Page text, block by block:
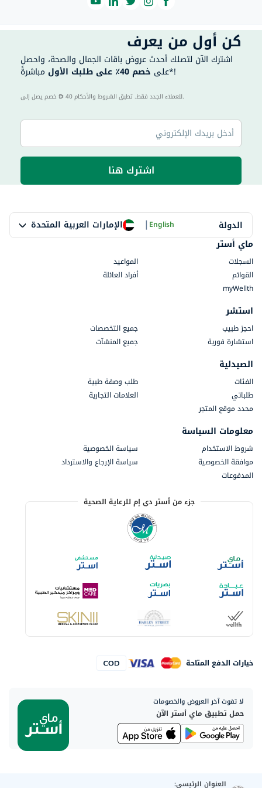
كن أول من يعرف
اشترك الآن لتصلك أحدث عروض باقات الجمال والصحة، واحصل
على خصم 40٪ على طلبك الأول مباشرةً*!
40 للعملاء الجدد فقط. تطبق الشروط والأحكام.
اشترك هنا
الدولة الإمارات العربية المتحدة |English
ماي أستر
السجلات
المواعيد
القوائم
أفراد العائلة
myWellth
استشر
احجز طبيب
جميع التخصصات
استشارة فورية
جميع المنشآت
الصيدلية
الفئات
طلب وصفة طبية
طلباتي
العلامات التجارية
محدد موقع المتجر
معلومات السياسة
شروط الاستخدام
سياسة الخصوصية
موافقة الخصوصية
سياسة الإرجاع والاسترداد
المدفوعات
جزء من أستر دي إم للرعاية الصحية
خيارات الدفع المتاحة
لا تفوت آخر العروض والخصومات
حمل تطبيق ماي أستر الآن
العنوان الرئيسي: